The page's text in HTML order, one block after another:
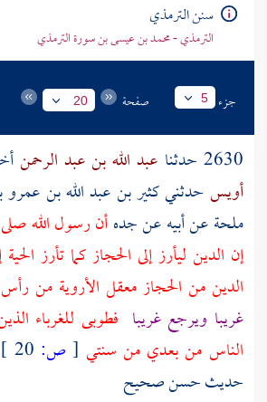
سنن الترمذي
الترمذي - محمد بن عيسى بن سورة الترمذي
جزء 5 صفحة 20
2630 حدثنا عبد الله بن عبد الرحمن
أويس حدثنيكثير بن عبد الله بن
ملحةعنأبيهعنجدهأن رسول الله
إن الدين ليأرز إلى الحجازكما تأرز
الدين من الحجازمعقل الأروية من
غريبا ويرجع غريبا فطوبى للغرباء
الناس من بعدي من سنتي [ ص:
حديث حسن صحيح